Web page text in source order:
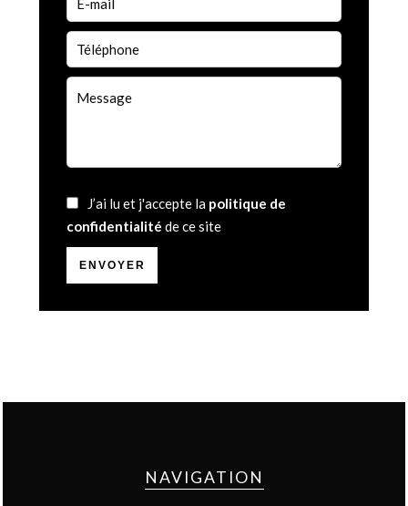
J’ai lu et j'accepte la politique de
confidentialité de ce site
ENVOYER
NAVIGATION